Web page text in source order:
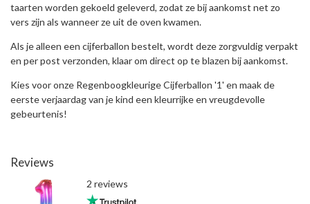
taarten worden gekoeld geleverd, zodat ze bij aankomst net zo
vers zijn als wanneer ze uit de oven kwamen.
Als je alleen een cijferballon bestelt, wordt deze zorgvuldig verpakt
en per post verzonden, klaar om direct op te blazen bij aankomst.
Kies voor onze Regenboogkleurige Cijferballon '1' en maak de
eerste verjaardag van je kind een kleurrijke en vreugdevolle
gebeurtenis!
Reviews
2 reviews